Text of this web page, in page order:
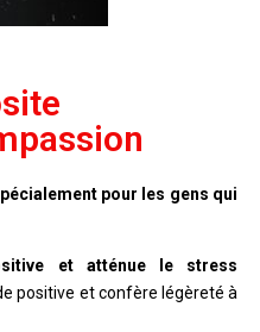
pour les gens qui
et atténue le stress
positive et confère légèreté à